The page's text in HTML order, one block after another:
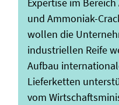
Expertise im
und Ammoniak-
wollen die
industriellen Reife
Aufbau
Lieferketten
vom